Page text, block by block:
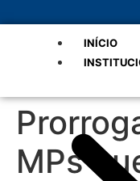
INÍCIO
MPs